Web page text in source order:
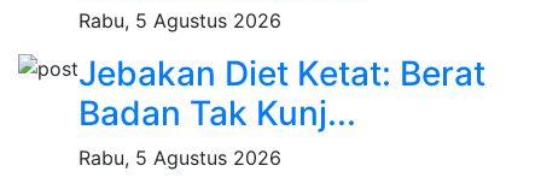
Rabu, 5 Agustus 2026
Jebakan Diet Ketat: Berat
Badan Tak Kunj...
Rabu, 5 Agustus 2026